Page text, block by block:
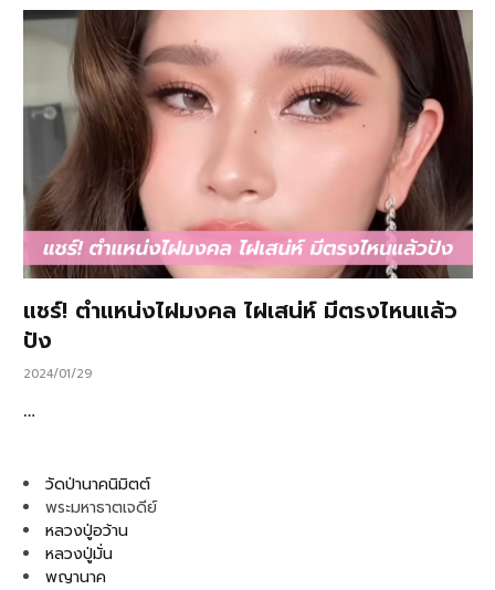
แชร์! ตำแหน่งไฝมงคล ไฝเสน่ห์ มีตรงไหนแล้ว
ปัง
2024/01/29
…
วัดป่านาคนิมิตต์
พระมหาธาตเจดีย์
หลวงปู่อว้าน
หลวงปู่มั่น
พญานาค